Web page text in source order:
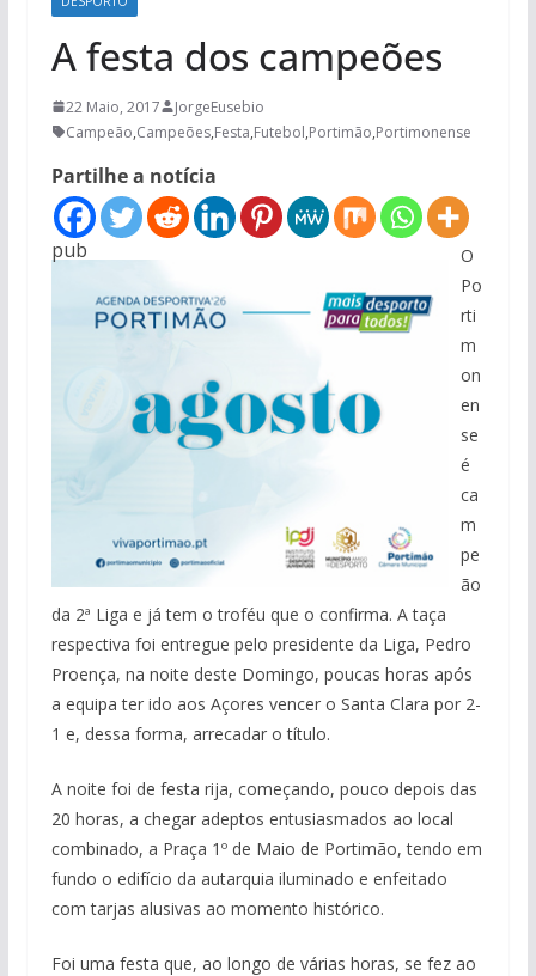
A festa dos campeões
22 Maio, 2017
JorgeEusebio
Campeão,Campeões,Festa,Futebol,Portimão,Portimonense
Partilhe a notícia
pub
O
Po
rti
m
on
en
se
é
ca
m
pe
ão
da 2ª Liga e já tem o troféu que o confirma. A taça
respectiva foi entregue pelo presidente da Liga, Pedro
Proença, na noite deste Domingo, poucas horas após
a equipa ter ido aos Açores vencer o Santa Clara por 2-
1 e, dessa forma, arrecadar o título.
A noite foi de festa rija, começando, pouco depois das
20 horas, a chegar adeptos entusiasmados ao local
combinado, a Praça 1º de Maio de Portimão, tendo em
fundo o edifício da autarquia iluminado e enfeitado
com tarjas alusivas ao momento histórico.
Foi uma festa que, ao longo de várias horas, se fez ao